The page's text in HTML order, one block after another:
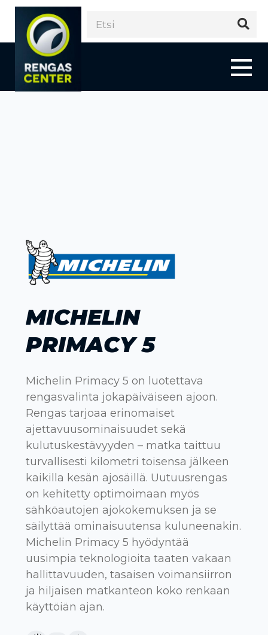
MICHELIN
PRIMACY 5
Michelin Primacy 5 on luotettava
rengasvalinta jokapäiväiseen ajoon.
Rengas tarjoaa erinomaiset
ajettavuusominaisuudet sekä
kulutuskestävyyden – matka taittuu
turvallisesti kilometri toisensa jälkeen
kaikilla kesän ajosäillä. Uutuusrengas
on kehitetty optimoimaan myös
sähköautojen ajokokemuksen ja se
säilyttää ominaisuutensa kuluneenakin.
Michelin Primacy 5 hyödyntää
uusimpia teknologioita taaten vakaan
hallittavuuden, tasaisen voimansiirron
ja hiljaisen matkanteon koko renkaan
käyttöiän ajan.